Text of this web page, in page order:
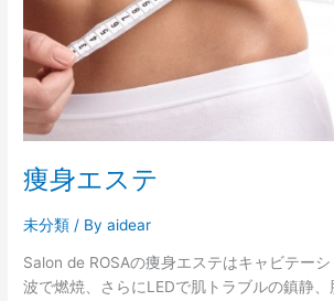
痩身エステ
未分類 / Byaidear
Salon de ROSAの痩身エステはキャビテー
波で燃焼、さらにLEDで肌トラブルの鎮静